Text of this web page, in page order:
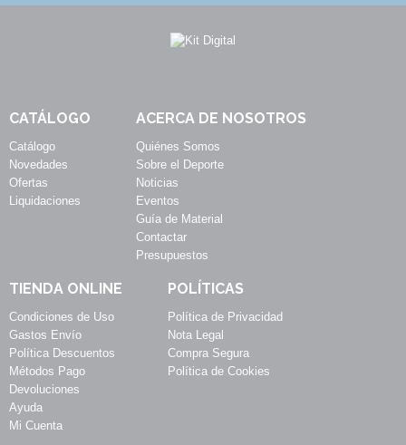
CATÁLOGO
Catálogo
Novedades
Ofertas
Liquidaciones
ACERCA DE NOSOTROS
Quiénes Somos
Sobre el Deporte
Noticias
Eventos
Guía de Material
Contactar
Presupuestos
TIENDA ONLINE
Condiciones de Uso
Gastos Envío
Política Descuentos
Métodos Pago
Devoluciones
Ayuda
Mi Cuenta
POLÍTICAS
Política de Privacidad
Nota Legal
Compra Segura
Política de Cookies